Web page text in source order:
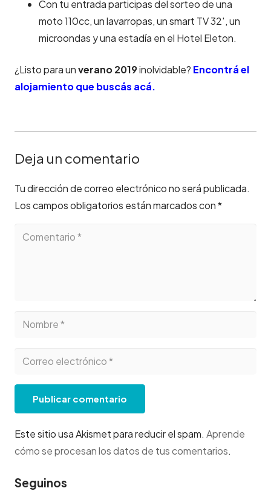
Con tu entrada participas del sorteo de una
moto 110cc, un lavarropas, un smart TV 32′, un
microondas y una estadía en el Hotel Eleton.
¿Listo para unverano 2019inolvidable? Encontrá el
alojamiento que buscás acá.
Deja un comentario
Tu dirección de correo electrónico no será publicada.
Los campos obligatorios están marcados con*
Publicar comentario
Este sitio usa Akismet para reducir el spam. Aprende
cómo se procesan los datos de tus comentarios.
Seguinos